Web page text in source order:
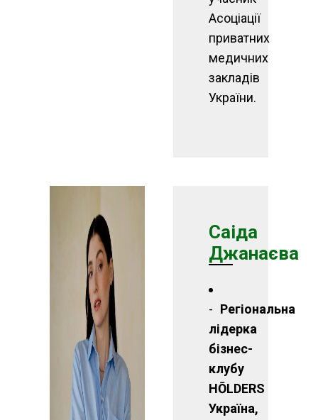
Асоціації
приватних
медичних
закладів
України.
Саіда
Джанаєва
Регіональна
лідерка
бізнес-
клубу
HŌLDERS
Україна,